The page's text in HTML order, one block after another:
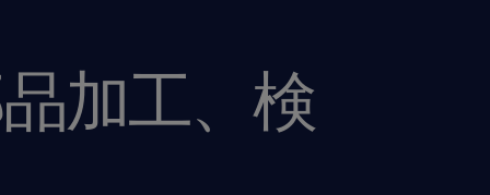
加工、検